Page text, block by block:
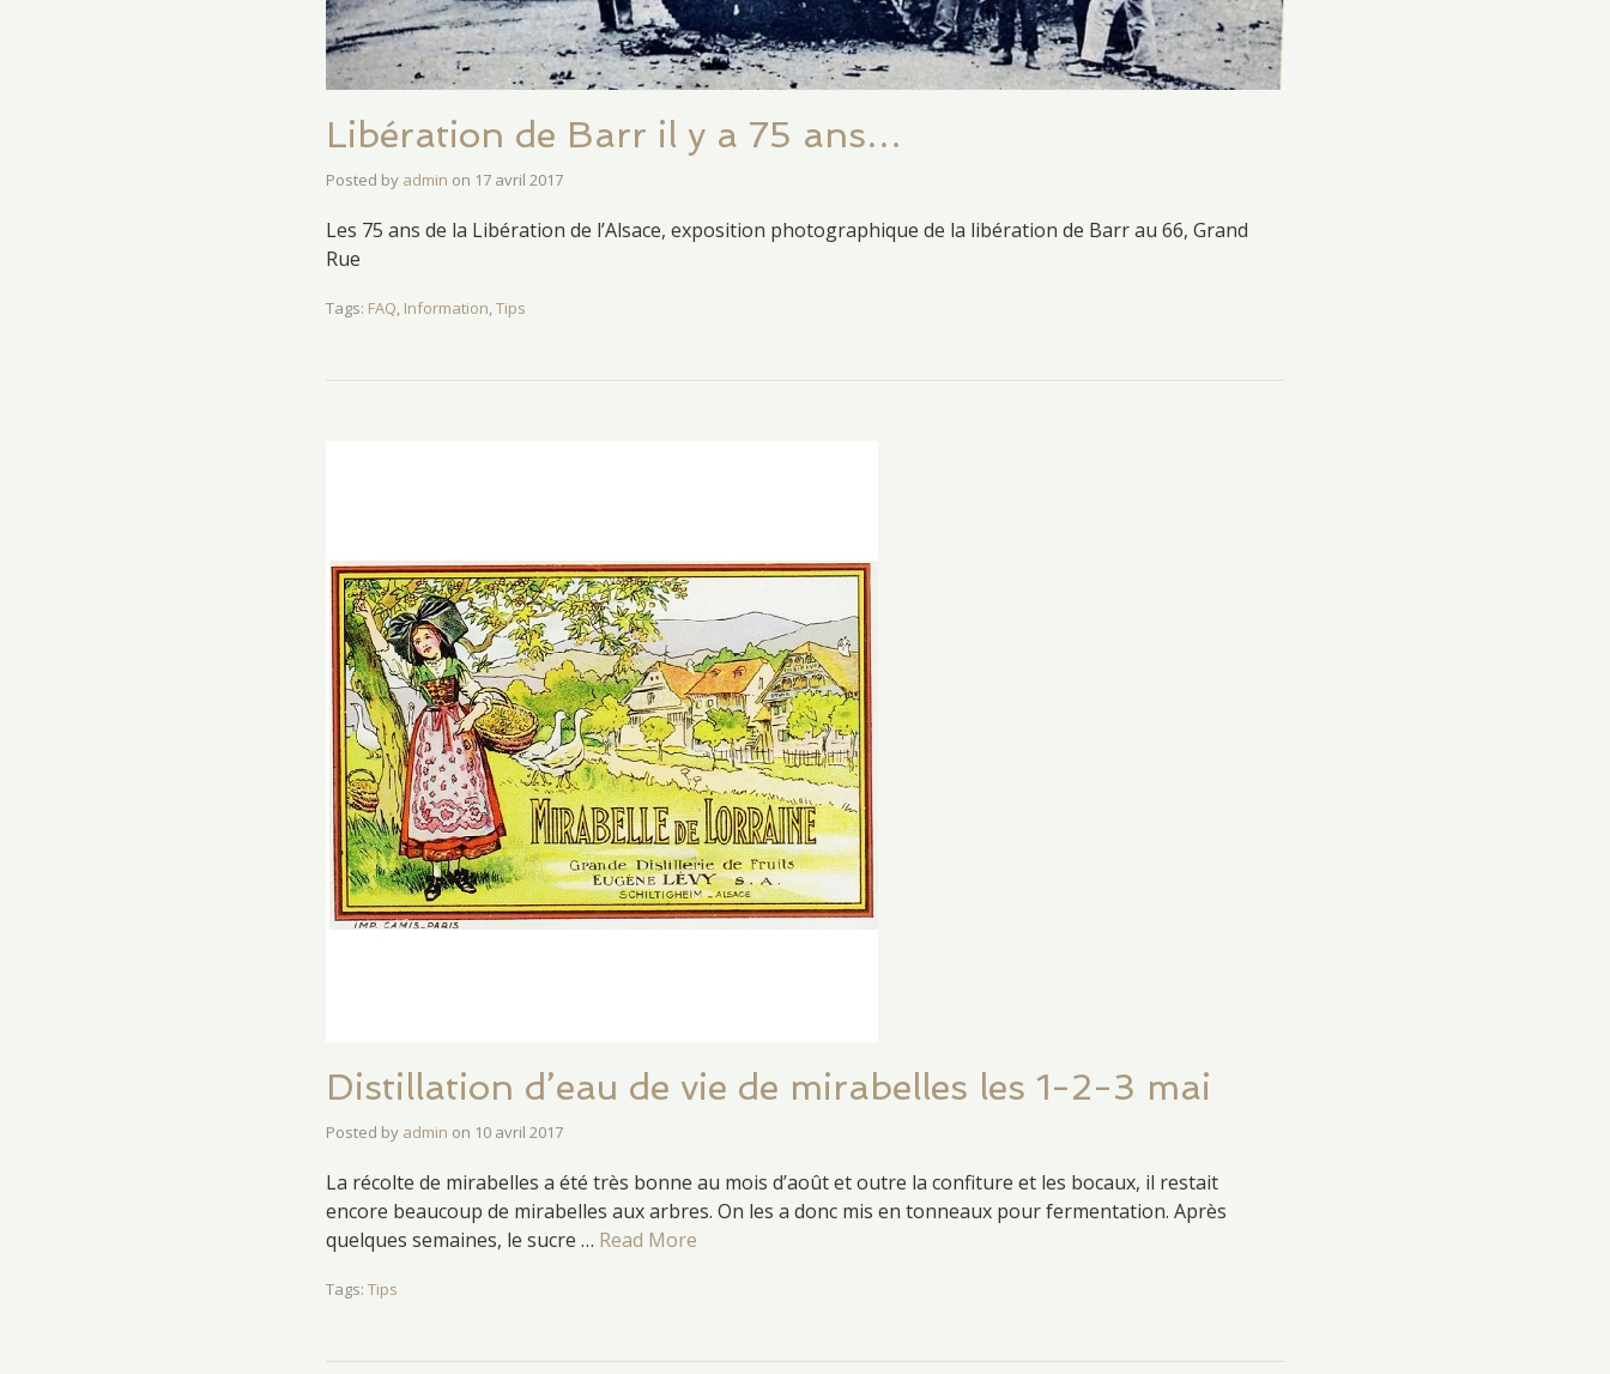
Libération de Barr il y a 75 ans…
Posted by admin on 17 avril 2017
Les 75 ans de la Libération de l’Alsace, exposition photographique de la libération de Barr au 66, Grand
Rue
Tags: FAQ, Information,Tips
Distillation d’eau de vie de mirabelles les 1-2-3 mai
Posted by admin on 10 avril 2017
La récolte de mirabelles a été très bonne au mois d’août et outre la confiture et les bocaux, il restait
encore beaucoup de mirabelles aux arbres. On les a donc mis en tonneaux pour fermentation. Après
quelques semaines, le sucre … Read More
Tags: Tips